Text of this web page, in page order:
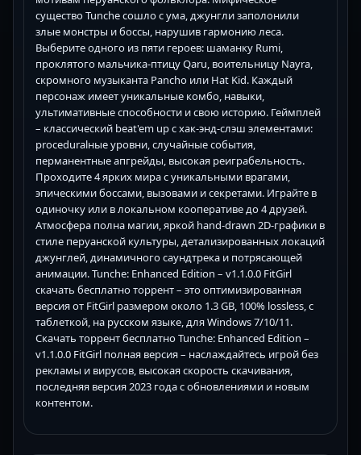
существо Tunche сошло с ума, джунгли заполонили
злые монстры и боссы, нарушив гармонию леса.
Выберите одного из пяти героев: шаманку Rumi,
проклятого мальчика-птицу Qaru, воительницу Nayra,
скромного музыканта Pancho или Hat Kid. Каждый
персонаж имеет уникальные комбо, навыки,
ультимативные способности и свою историю. Геймплей
– классический beat'em up с хак-энд-слэш элементами:
proceduralные уровни, случайные события,
перманентные апгрейды, высокая реиграбельность.
Проходите 4 ярких мира с уникальными врагами,
эпическими боссами, вызовами и секретами. Играйте в
одиночку или в локальном кооперативе до 4 друзей.
Атмосфера полна магии, яркой hand-drawn 2D-графики в
стиле перуанской культуры, детализированных локаций
джунглей, динамичного саундтрека и потрясающей
анимации. Tunche: Enhanced Edition – v1.1.0.0 FitGirl
скачать бесплатно торрент – это оптимизированная
версия от FitGirl размером около 1.3 GB, 100% lossless, с
таблеткой, на русском языке, для Windows 7/10/11.
Скачать торрент бесплатно Tunche: Enhanced Edition –
v1.1.0.0 FitGirl полная версия – наслаждайтесь игрой без
рекламы и вирусов, высокая скорость скачивания,
последняя версия 2023 года с обновлениями и новым
контентом.